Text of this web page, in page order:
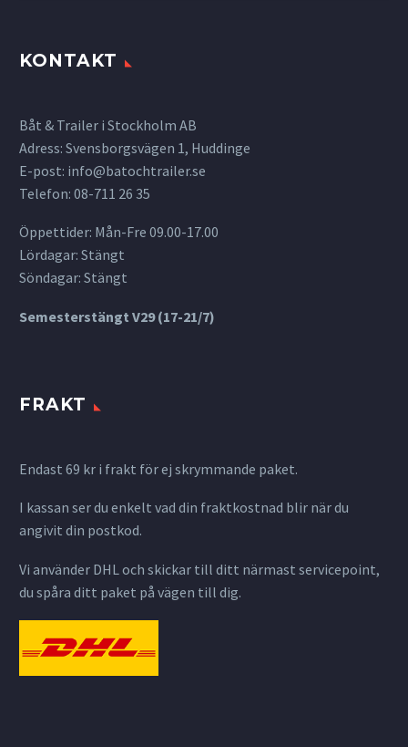
KONTAKT
Båt & Trailer i Stockholm AB
Adress: Svensborgsvägen 1, Huddinge
E-post: info@batochtrailer.se
Telefon: 08-711 26 35
Öppettider: Mån-Fre 09.00-17.00
Lördagar: Stängt
Söndagar: Stängt
Semesterstängt V29 (17-21/7)
FRAKT
Endast 69 kr i frakt för ej skrymmande paket.
I kassan ser du enkelt vad din fraktkostnad blir när du
angivit din postkod.
Vi använder DHL och skickar till ditt närmast servicepoint,
du spåra ditt paket på vägen till dig.